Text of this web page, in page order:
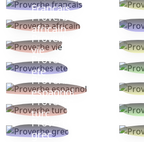
Français
Proverbe
africain
Proverbe
vie
Proverbes
ete
Proverbe
espagnol
Proverbe
turc
Proverbe
grec